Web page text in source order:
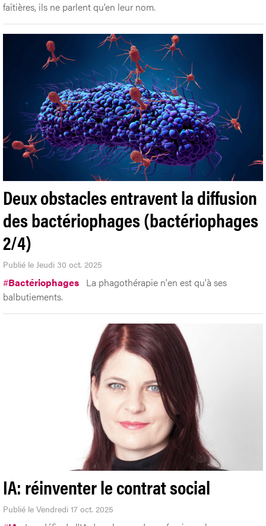
faîtières, ils ne parlent qu’en leur nom.
Deux obstacles entravent la diffusion
des bactériophages (bactériophages
2/4)
Publié le Jeudi 30 oct. 2025
#Bactériophages La phagothérapie n'en est qu'à ses
balbutiements.
IA: réinventer le contrat social
Publié le Vendredi 17 oct. 2025